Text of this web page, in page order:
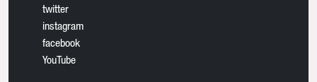
twitter
instagram
facebook
YouTube